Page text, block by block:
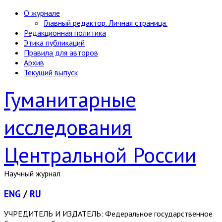
О журнале
Главный редактор. Личная страница.
Редакционная политика
Этика публикаций
Правила для авторов
Архив
Текущий выпуск
Гуманитарные
исследования
Центральной России
Научный журнал
ENG / RU
УЧРЕДИТЕЛЬ И ИЗДАТЕЛЬ: Федеральное государственное